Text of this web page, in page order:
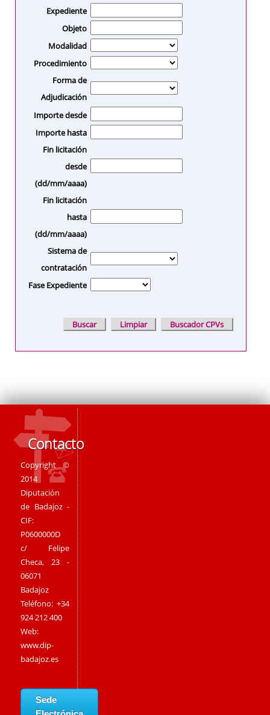
Expediente
Objeto
Modalidad
Procedimiento
Forma de
Adjudicación
Importe desde
Importe hasta
Fin licitación
desde
(dd/mm/aaaa)
Fin licitación
hasta
(dd/mm/aaaa)
Sistema de
contratación
Fase Expediente
Contacto
Copyright ©
2014
Diputación
de Badajoz -
CIF:
P0600000D
c/ Felipe
Checa, 23 -
06071
Badajoz
Teléfono: +34
924 212 400
Web:
www.dip-
badajoz.es
Sede